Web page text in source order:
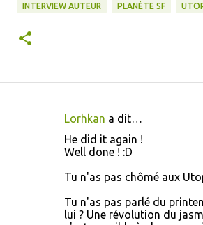
INTERVIEW AUTEUR PLANÈTE SF
Lorhkan a dit…
He did it again !
Well done ! :D
Tu n'as pas chômé aux
Tu n'as pas parlé du
lui ? Une révolution du